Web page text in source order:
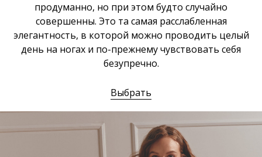
продуманно, но при этом будто случайно
совершенны. Это та самая расслабленная
элегантность, в которой можно проводить целый
день на ногах и по-прежнему чувствовать себя
безупречно.
Выбрать